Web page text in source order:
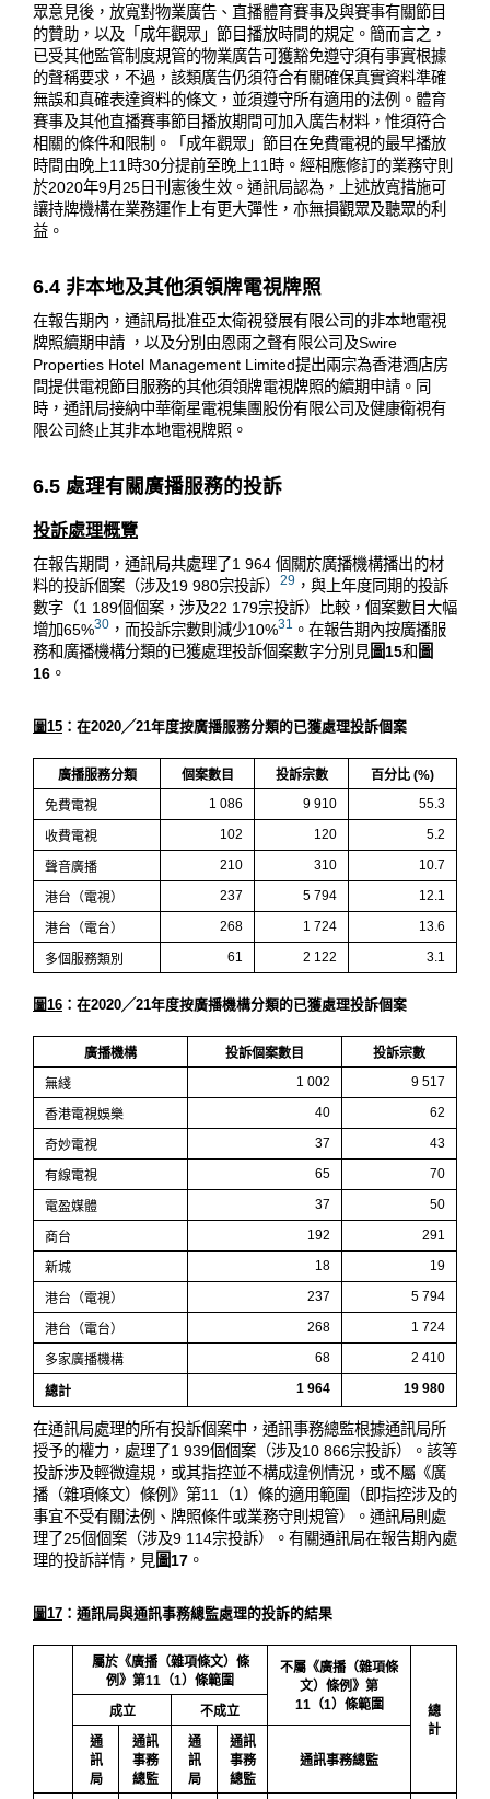
眾意見後，放寬對物業廣告、直播體育賽事及與賽事有關節目
的贊助，以及「成年觀眾」節目播放時間的規定。簡而言之，
已受其他監管制度規管的物業廣告可獲豁免遵守須有事實根據
的聲稱要求，不過，該類廣告仍須符合有關確保真實資料準確
無誤和真確表達資料的條文，並須遵守所有適用的法例。體育
賽事及其他直播賽事節目播放期間可加入廣告材料，惟須符合
相關的條件和限制。「成年觀眾」節目在免費電視的最早播放
時間由晚上11時30分提前至晚上11時。經相應修訂的業務守則
於2020年9月25日刊憲後生效。通訊局認為，上述放寬措施可
讓持牌機構在業務運作上有更大彈性，亦無損觀眾及聽眾的利
益。
6.4 非本地及其他須領牌電視牌照
在報告期內，通訊局批准亞太衛視發展有限公司的非本地電視
牌照續期申請 ，以及分別由恩雨之聲有限公司及Swire
Properties Hotel Management Limited提出兩宗為香港酒店房
間提供電視節目服務的其他須領牌電視牌照的續期申請。同
時，通訊局接納中華衛星電視集團股份有限公司及健康衛視有
限公司終止其非本地電視牌照。
6.5 處理有關廣播服務的投訴
投訴處理概覽
在報告期間，通訊局共處理了1 964 個關於廣播機構播出的材
料的投訴個案（涉及19 980宗投訴） 29 ，與上年度同期的投訴
數字（1 189個個案，涉及22 179宗投訴）比較，個案數目大幅
增加65%30 ，而投訴宗數則減少10%31 。在報告期內按廣播服
務和廣播機構分類的已獲處理投訴個案數字分別見圖15和 圖
16 。
圖15 ：在2020╱21年度按廣播服務分類的已獲處理投訴個案
廣播服務分類 個案數目 投訴宗數
百分比 (%)
免費電視
1 086 9 910 55.3
收費電視 102 120 5.2
聲音廣播 210 310 10.7
港台（電視） 237 5 794 12.1
港台（電台） 268 1 724 13.6
多個服務類別 61 2 122 3.1
圖16 ：在2020╱21年度按廣播機構分類的已獲處理投訴個案
廣播機構 投訴個案數目
投訴宗數
無綫
1 002 9 517
香港電視娛樂 40 62
奇妙電視 37 43
有線電視 65 70
電盈媒體 37 50
商台 192 291
新城 18 19
港台（電視） 237 5 794
港台（電台） 268 1 724
多家廣播機構 68 2 410
總計 1 964 19 980
在通訊局處理的所有投訴個案中，通訊事務總監根據通訊局所
授予的權力，處理了1 939個個案（涉及10 866宗投訴）。該等
投訴涉及輕微違規，或其指控並不構成違例情況，或不屬《廣
播（雜項條文）條例》第11（1）條的適用範圍（即指控涉及的
事宜不受有關法例、牌照條件或業務守則規管）。通訊局則處
理了25個個案（涉及9 114宗投訴）。有關通訊局在報告期內處
理的投訴詳情，見圖17 。
圖17 ：通訊局與通訊事務總監處理的投訴的結果
屬於《廣播（雜項條文）條
例》第11（1）條範圍
不屬《廣播（雜項條
文）條例》第
11（1）條範圍
總
計
成立
不成立
通
訊
局
通訊
事務
總監
通
訊
局
通訊
事務
總監
通訊事務總監